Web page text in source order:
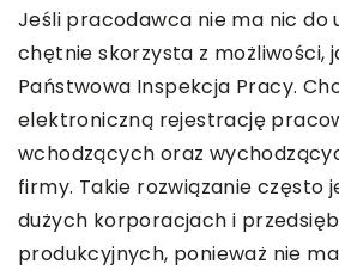
Jeśli pracodawca nie ma nic do
chętnie skorzysta z możliwości,
Państwowa Inspekcja Pracy.
elektroniczną rejestrację
wchodzących oraz
firmy. Takie rozwiązanie często
dużych korporacjach i
produkcyjnych, ponieważ nie